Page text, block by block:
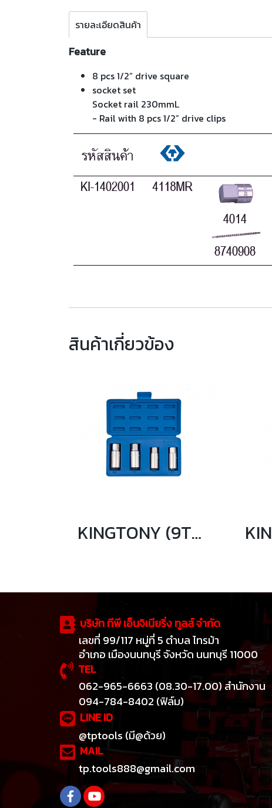
รายละเอียดสินค้า
Feature
8 pcs 1/2” drive square
socket set
Socket rail 230mmL
- Rail with 8 pcs 1/2” drive clips
สินค้าเกี่ยวข้อง
KINGTONY (9TD014MR) ชุดลูกบล็อกยาว ถอดสตัด รู 1/2" 4ตัว/ชุด
บริษัท ทีพี เอ็นจิเนียริ่ง ทูลส์ จำกัด
เลขที่ 99/117 หมู่ที่ 5 ตำบล ไทรม้า
อำเภอ เมืองนนทบุรี จังหวัด นนทบุรี 11000
TEL
062-965-6663 (08.30-17.00) สำนักงาน
094-784-8402 (ฟิล์ม)
LINE ID
@tptools (มี@ด้วย)
MAIL
tp.tools888@gmail.com